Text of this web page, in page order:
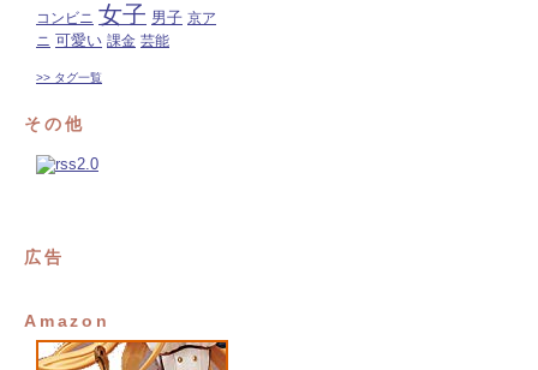
コンビニ 女子 男子 京ア
ニ 可愛い 課金 芸能
>> タグ一覧
その他
広告
Amazon